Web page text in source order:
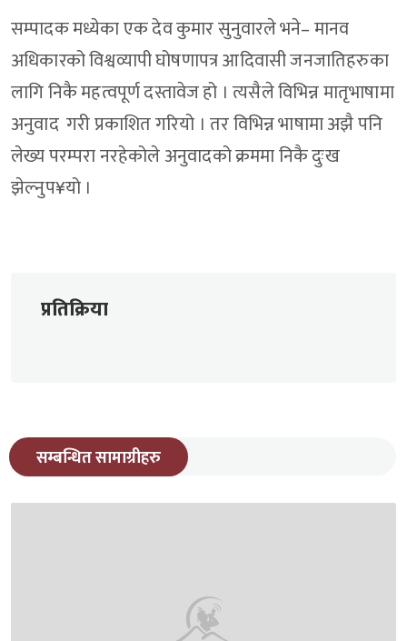
सम्पादक मध्येका एक देव कुमार सुनुवारले भने– मानव
अधिकारको विश्वव्यापी घोषणापत्र आदिवासी जनजातिहरुका
लागि निकै महत्वपूर्ण दस्तावेज हो । त्यसैले विभिन्न मातृभाषामा
अनुवाद गरी प्रकाशित गरियो । तर विभिन्न भाषामा अझै पनि
लेख्य परम्परा नरहेकोले अनुवादको क्रममा निकै दुःख
झेल्नुप¥यो ।
प्रतिक्रिया
सम्बन्धित सामाग्रीहरु